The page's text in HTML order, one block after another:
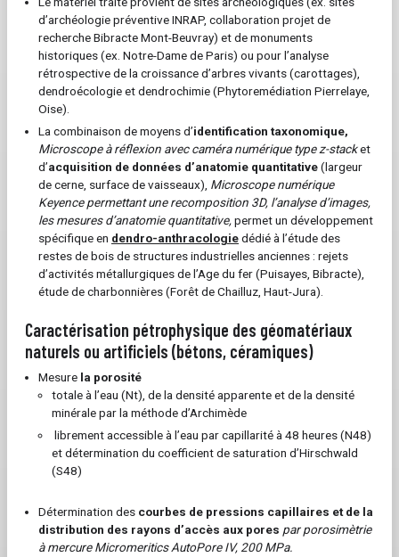
d’archéologie préventive INRAP, collaboration projet de
recherche Bibracte Mont-Beuvray) et de monuments
historiques (ex. Notre-Dame de Paris) ou pour l’analyse
rétrospective de la croissance d’arbres vivants (carottages),
dendroécologie et dendrochimie (Phytoremédiation Pierrelaye,
Oise).
La combinaison de moyens d’identification taxonomique,
Microscope à réflexion avec caméra numérique type z-stacket
d’acquisition de données d’anatomie quantitative(largeur
de cerne, surface de vaisseaux), Microscope numérique
Keyence permettant une recomposition 3D, l’analyse d’images,
les mesures d’anatomie quantitative,permet un développement
spécifique en dendro-anthracologiedédié à l’étude des
restes de bois de structures industrielles anciennes : rejets
d’activités métallurgiques de l’Age du fer (Puisayes, Bibracte),
étude de charbonnières (Forêt de Chailluz, Haut-Jura).
Caractérisation pétrophysique des géomatériaux
naturels ou artificiels (bétons, céramiques)
Mesure la porosité
totale à l’eau (Nt), de la densité apparente et de la densité
minérale par la méthode d’Archimède
librement accessible à l’eau par capillarité à 48 heures (N48)
et détermination du coefficient de saturation d’Hirschwald
(S48)
Détermination des courbes de pressions capillaires et de la
distribution des rayons d’accès aux pores par porosimètrie
à mercure Micromeritics AutoPore IV, 200 MPa.